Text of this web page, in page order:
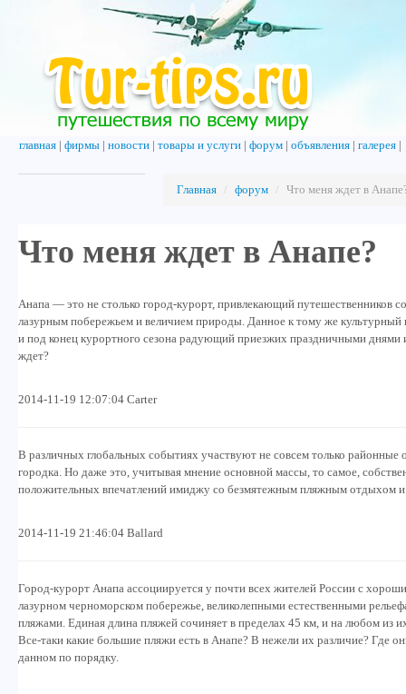
главная фирмы новости товары и услуги форум объявления галерея
Главная / форум / Что меня ждет в
Что меня ждет в Анапе?
Анапа — это не столько город-курорт, привлекающий путешественников
лазурным побережьем и величием природы. Данное к тому же культурный
и под конец курортного сезона радующий приезжих праздничными днями
ждет?
2014-11-19 12:07:04 Carter
В различных глобальных событиях участвуют не совсем только районные
городка. Но даже это, учитывая мнение основной массы, то самое,
положительных впечатлений имиджу со безмятежным пляжным отдыхом и
2014-11-19 21:46:04 Ballard
Город-курорт Анапа ассоциируется у почти всех жителей России с
лазурном черноморском побережье, великолепными естественными
пляжами. Единая длина пляжей сочиняет в пределах 45 км, и на любом из
Все-таки какие большие пляжи есть в Анапе? В нежели их различие? Где
данном по порядку.